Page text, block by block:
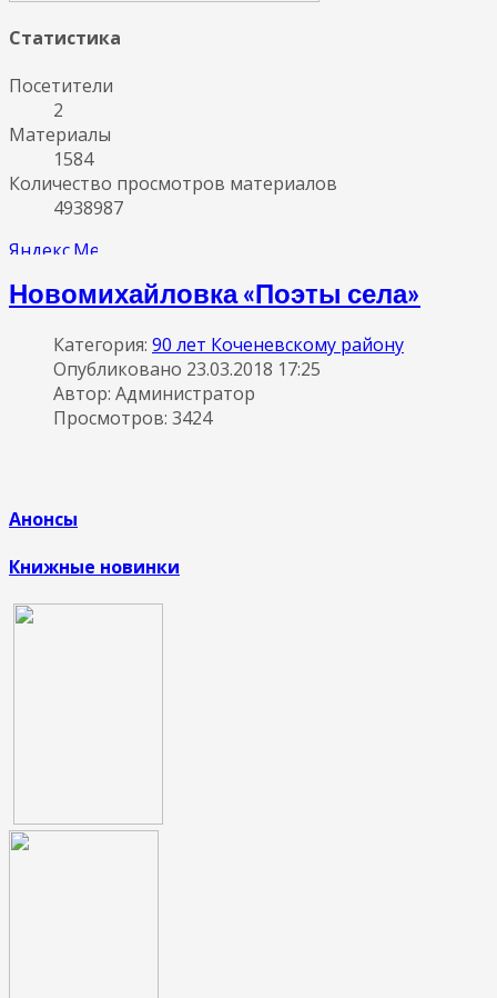
Статистика
Посетители
2
Материалы
1584
Количество просмотров материалов
4938987
Новомихайловка «Поэты села»
Категория: 90 лет Коченевскому району
Опубликовано 23.03.2018 17:25
Автор: Администратор
Просмотров: 3424
Анонсы
Книжные новинки